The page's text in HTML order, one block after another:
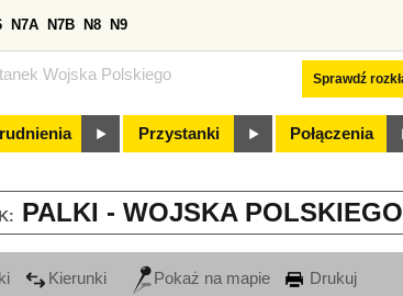
Wojska Polskiego Sprawdź
N7A N7B N8 N9
Przystanki Połączenia
PALKI - WOJSKA
Kierunki Pokaż na mapie Drukuj